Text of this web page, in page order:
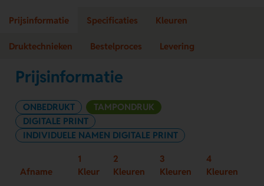
Prijsinformatie Specificaties Kleuren
Druktechnieken Bestelproces Levering
Prijsinformatie
ONBEDRUKT
TAMPONDRUK
DIGITALE PRINT
INDIVIDUELE NAMEN DIGITALE PRINT
Afname
1
Kleur
2
Kleuren
3
Kleuren
4
Kleuren